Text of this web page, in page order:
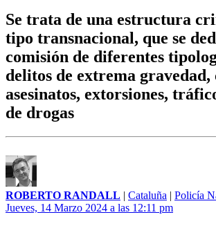
Se trata de una estructura
tipo transnacional, que se
comisión de diferentes
delitos de extrema gravedad,
asesinatos, extorsiones,
de drogas
ROBERTO RANDALL | Cataluña | Policía
Jueves, 14 Marzo 2024 a las 12:11 pm